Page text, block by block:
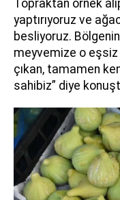
Topraktan örnek
yaptırıyoruz ve
besliyoruz.
meyvemize o eşsiz
çıkan, tamamen
sahibiz” diye